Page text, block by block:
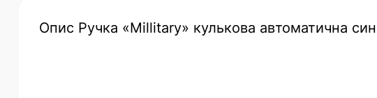
Опис Ручка «Millitary» кулькова автоматична